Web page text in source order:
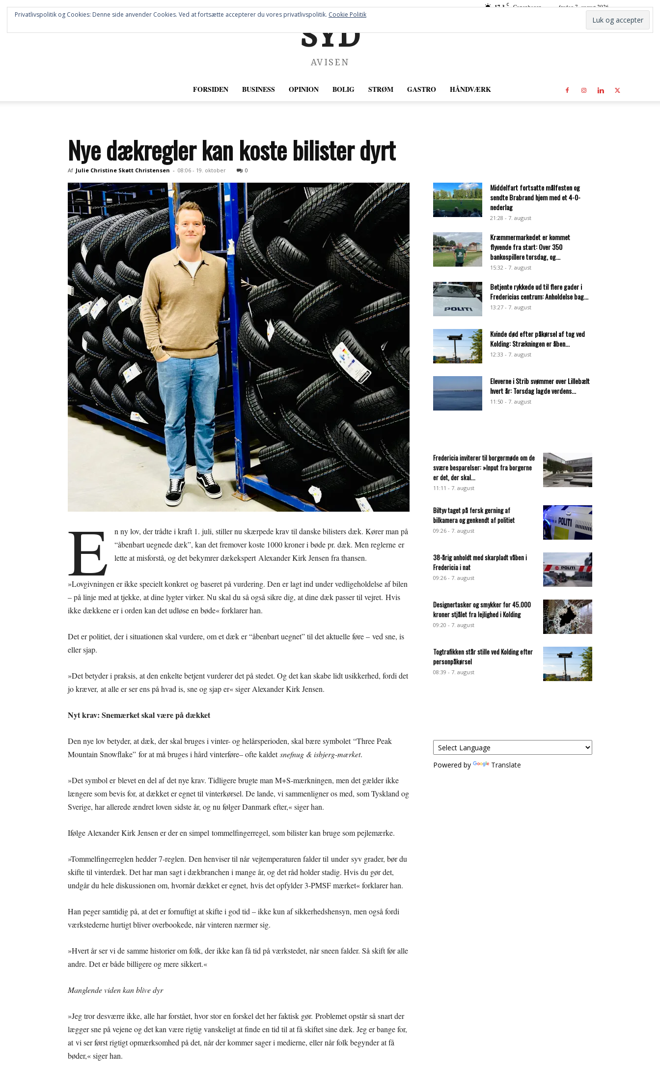
17.3 C Copenhagen fredag 7. august 2026
SYD
AVISEN
FORSIDEN BUSINESS OPINION BOLIG STRØM GASTRO HÅNDVÆRK
Nye dækregler kan koste bilister dyrt
Af Julie Christine Skøtt Christensen - 08:06 - 19. oktober 0
E
n ny lov, der trådte i kraft 1. juli, stiller nu skærpede krav til danske bilisters dæk. Kører man på
“åbenbart uegnede dæk”, kan det fremover koste 1000 kroner i bøde pr. dæk. Men reglerne er
lette at misforstå, og det bekymrer dækekspert Alexander Kirk Jensen fra thansen.
»Lovgivningen er ikke specielt konkret og baseret på vurdering. Den er lagt ind under vedligeholdelse af bilen
– på linje med at tjekke, at dine lygter virker. Nu skal du så også sikre dig, at dine dæk passer til vejret. Hvis
ikke dækkene er i orden kan det udløse en bøde« forklarer han.
Det er politiet, der i situationen skal vurdere, om et dæk er “åbenbart uegnet” til det aktuelle føre – ved sne, is
eller sjap.
»Det betyder i praksis, at den enkelte betjent vurderer det på stedet. Og det kan skabe lidt usikkerhed, fordi det
jo kræver, at alle er ser ens på hvad is, sne og sjap er« siger Alexander Kirk Jensen.
Nyt krav: Snemærket skal være på dækket
Den nye lov betyder, at dæk, der skal bruges i vinter- og helårsperioden, skal bære symbolet “Three Peak
Mountain Snowflake” for at må bruges i hård vinterføre– ofte kaldetsnefnug & isbjerg-mærket.
»Det symbol er blevet en del af det nye krav. Tidligere brugte man M+S-mærkningen, men det gælder ikke
længere som bevis for, at dækket er egnet til vinterkørsel. De lande, vi sammenligner os med, som Tyskland og
Sverige, har allerede ændret loven sidste år, og nu følger Danmark efter,« siger han.
Ifølge Alexander Kirk Jensen er der en simpel tommelfingerregel, som bilister kan bruge som pejlemærke.
»Tommelfingerreglen hedder 7-reglen. Den henviser til når vejtemperaturen falder til under syv grader, bør du
skifte til vinterdæk. Det har man sagt i dækbranchen i mange år, og det råd holder stadig. Hvis du gør det,
undgår du hele diskussionen om, hvornår dækket er egnet, hvis det opfylder 3-PMSF mærket« forklarer han.
Han peger samtidig på, at det er fornuftigt at skifte i god tid – ikke kun af sikkerhedshensyn, men også fordi
værkstederne hurtigt bliver overbookede, når vinteren nærmer sig.
»Hvert år ser vi de samme historier om folk, der ikke kan få tid på værkstedet, når sneen falder. Så skift før alle
andre. Det er både billigere og mere sikkert.«
Manglende viden kan blive dyr
»Jeg tror desværre ikke, alle har forstået, hvor stor en forskel det her faktisk gør. Problemet opstår så snart der
lægger sne på vejene og det kan være rigtig vanskeligt at finde en tid til at få skiftet sine dæk. Jeg er bange for,
at vi ser først rigtigt opmærksomhed på det, når der kommer sager i medierne, eller når folk begynder at få
bøder,« siger han.
Middelfart fortsatte målfesten og
sendte Brabrand hjem med et 4-0-
nederlag
21:28 - 7. august
Kræmmermarkedet er kommet
flyvende fra start: Over 350
bankospillere torsdag, og...
15:32 - 7. august
Betjente rykkede ud til flere gader i
Fredericias centrum: Anholdelse bag...
13:27 - 7. august
Kvinde død efter påkørsel af tog ved
Kolding: Strækningen er åben...
12:33 - 7. august
Eleverne i Strib svømmer over Lillebælt
hvert år: Torsdag lagde verdens...
11:50 - 7. august
Fredericia inviterer til borgermøde om de
svære besparelser: »Input fra borgerne
er det, der skal...
11:11 - 7. august
Biltyv taget på fersk gerning af
bilkamera og genkendt af politiet
09:26 - 7. august
38-årig anholdt med skarpladt våben i
Fredericia i nat
09:26 - 7. august
Designertasker og smykker for 45.000
kroner stjålet fra lejlighed i Kolding
09:20 - 7. august
Togtrafikken står stille ved Kolding efter
personpåkørsel
08:39 - 7. august
Powered by Translate
Privatlivspolitik og Cookies: Denne side anvender Cookies. Ved at fortsætte accepterer du vores privatlivspolitik. Cookie Politik